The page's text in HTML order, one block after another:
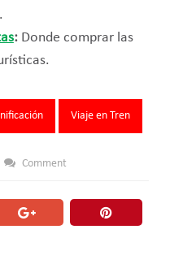
:Donde comprar las
Viaje en Tren
Comment